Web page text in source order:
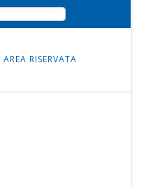
AREA RISERVATA